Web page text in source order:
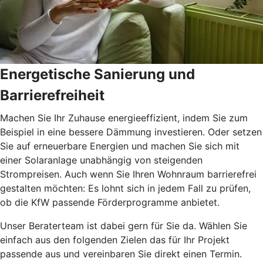
Energetische Sanierung und
Barrierefreiheit
Machen Sie Ihr Zuhause energieeffizient, indem Sie zum
Beispiel in eine bessere Dämmung investieren. Oder setzen
Sie auf erneuerbare Energien und machen Sie sich mit
einer Solaranlage unabhängig von steigenden
Strompreisen. Auch wenn Sie Ihren Wohnraum barrierefrei
gestalten möchten: Es lohnt sich in jedem Fall zu prüfen,
ob die KfW passende Förderprogramme anbietet.
Unser Beraterteam ist dabei gern für Sie da. Wählen Sie
einfach aus den folgenden Zielen das für Ihr Projekt
passende aus und vereinbaren Sie direkt einen Termin.